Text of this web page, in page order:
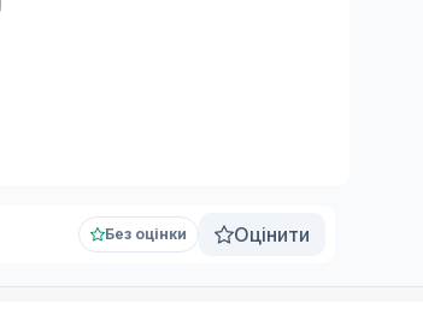
Без оцінки Оцінити